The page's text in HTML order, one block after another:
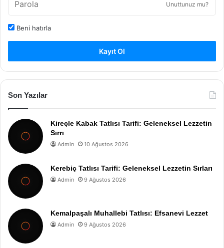
Unuttunuz mu?
Beni hatırla
Kayıt Ol
Son Yazılar
Kireçle Kabak Tatlısı Tarifi: Geleneksel Lezzetin
Sırrı
Admin 10 Ağustos 2026
Kerebiç Tatlısı Tarifi: Geleneksel Lezzetin Sırları
Admin 9 Ağustos 2026
Kemalpaşalı Muhallebi Tatlısı: Efsanevi Lezzet
Admin 9 Ağustos 2026